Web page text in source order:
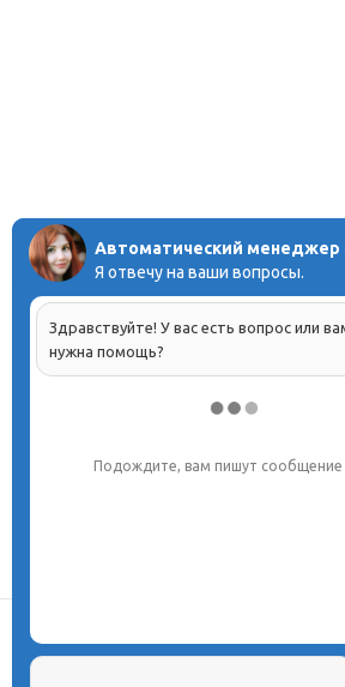
Проекты
Автоматический менеджер
Я отвечу на ваши вопросы.
Здравствуйте! У вас есть вопрос или
нужна помощь?
Напишите, что вас интересует, и мы вам